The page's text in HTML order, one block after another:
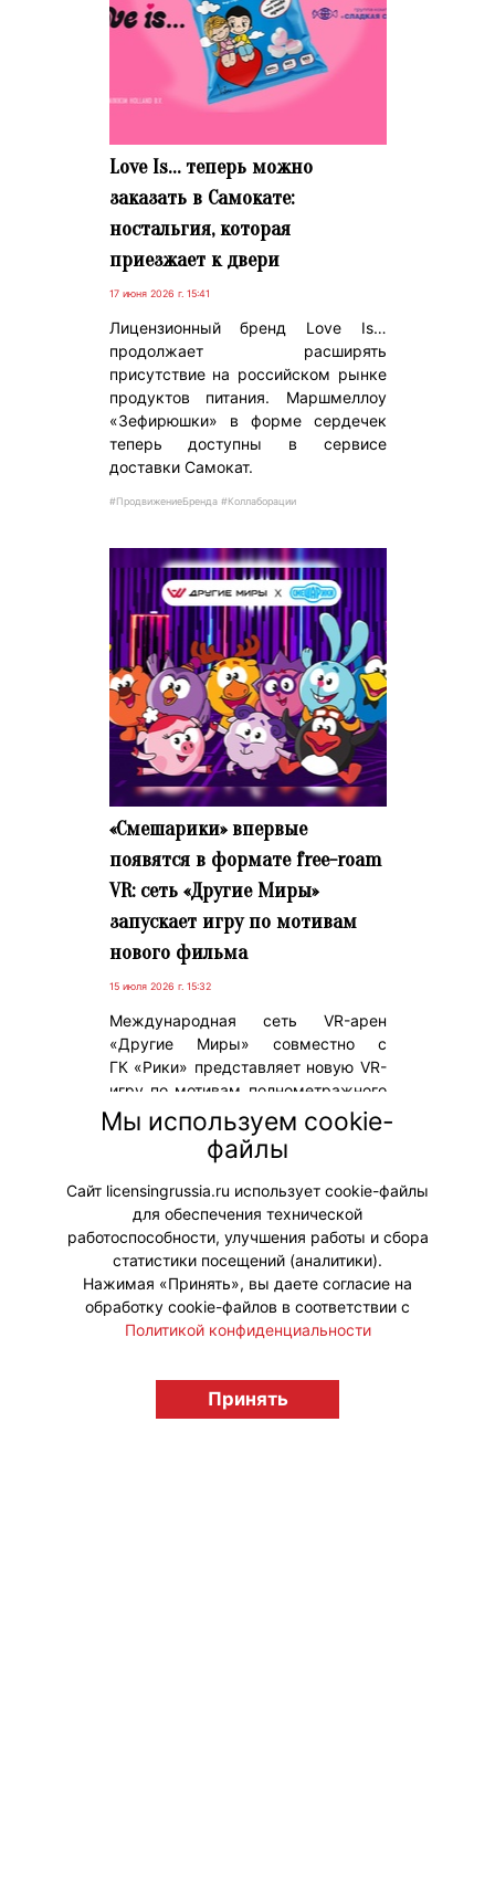
Love Is… теперь можно
заказать в Самокате:
ностальгия, которая
приезжает к двери
17 июня 2026 г. 15:41
Лицензионный бренд Love Is…
продолжает расширять
присутствие на российском рынке
продуктов питания. Маршмеллоу
«Зефирюшки» в форме сердечек
теперь доступны в сервисе
доставки Самокат.
#ПродвижениеБренда #Коллаборации
«Смешарики» впервые
появятся в формате free-roam
VR: сеть «Другие Миры»
запускает игру по мотивам
нового фильма
15 июля 2026 г. 15:32
Международная сеть VR-арен
«Другие Миры» совместно с
ГК «Рики» представляет новую VR-
игру по мотивам полнометражного
игрового фильма СМЕШАРИКИ
СКВОЗЬ ВСЕЛЕННЫЕ, который
выйдет на экраны 6 августа 2026
года.
#ПродвижениеБренда #Коллаборации
licensingrussia.ru, 2009-2026 12+
Мы используем cookie-
файлы
Сайт licensingrussia.ru использует cookie-файлы
для обеспечения технической
работоспособности, улучшения работы и сбора
статистики посещений (аналитики).
Нажимая «Принять», вы даете согласие на
обработку cookie-файлов в соответствии с
Политикой конфиденциальности
Принять